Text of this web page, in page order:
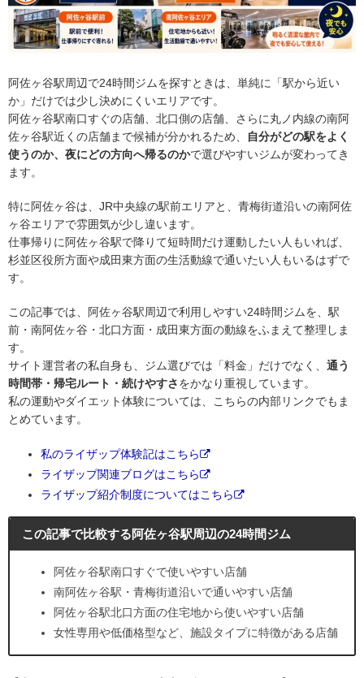
阿佐ヶ谷駅周辺で24時間ジムを探すときは、単純に「駅から近い
か」だけでは少し決めにくいエリアです。
阿佐ヶ谷駅南口すぐの店舗、北口側の店舗、さらに丸ノ内線の南阿
佐ヶ谷駅近くの店舗まで候補が分かれるため、
自分がどの駅をよく
使うのか、夜にどの方向へ帰るのかで選びやすいジムが変わってき
ます。
特に阿佐ヶ谷は、JR中央線の駅前エリアと、青梅街道沿いの南阿佐
ヶ谷エリアで雰囲気が少し違います。
仕事帰りに阿佐ヶ谷駅で降りて短時間だけ運動したい人もいれば、
杉並区役所方面や成田東方面の生活動線で通いたい人もいるはずで
す。
この記事では、阿佐ヶ谷駅周辺で利用しやすい24時間ジムを、駅
前・南阿佐ヶ谷・北口方面・成田東方面の動線をふまえて整理しま
す。
サイト運営者の私自身も、ジム選びでは「料金」だけでなく、 通う
時間帯・帰宅ルート・続けやすさをかなり重視しています。
私の運動やダイエット体験については、こちらの内部リンクでもま
とめています。
私のライザップ体験記はこちら
ライザップ関連ブログはこちら
ライザップ紹介制度についてはこちら
この記事で比較する阿佐ヶ谷駅周辺の24時間ジム
阿佐ヶ谷駅南口すぐで使いやすい店舗
南阿佐ヶ谷駅・青梅街道沿いで通いやすい店舗
阿佐ヶ谷駅北口方面の住宅地から使いやすい店舗
女性専用や低価格型など、施設タイプに特徴がある店舗